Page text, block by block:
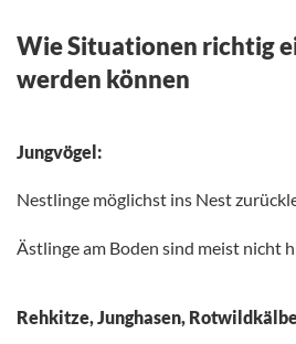
Wie Situationen richtig
werden können
Jungvögel:
Nestlinge möglichst ins Nest
Ästlinge am Boden sind meist nicht
Rehkitze, Junghasen,